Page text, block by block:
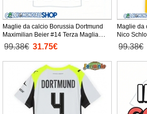
Maglie da calcio Borussia Dortmund
Maximilian Beier #14 Terza Maglia
Femminile 2025-26 Manica Corta
99.38€ 31.75€
Maglie da
Nico
99.38€